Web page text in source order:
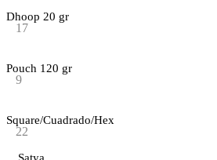
Dhoop 20 gr
17
Pouch 120 gr
9
Square/Cuadrado/Hex
22